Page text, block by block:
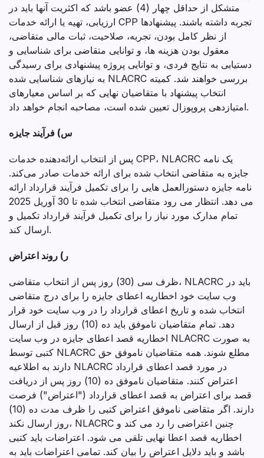
متشکل از حداقل چهار (4) عضو باشد که اکثریت آنها باید در
ارزیابی، تهیه یا ارائه خدمات CPP تجربه داشته باشند. پیشنهادها
از نظر کامل بودن، تجربه، صلاحیت، ثبات مالی متقاضی،
معقول بودن هزینه ها، و توانایی متقاضی برای شناسایی و
دستیابی به نتایج فردی، و توانایی پروژه پیشنهادی برای رسیدگی
به نیازهای شناسایی شده NLACRC بررسی خواهند شد. کمیته
انتخاب پیشنهاد با متقاضیان نهایی که بر اساس معیارهای
امتیازدهی پروپوزال تعیین شده است، مصاحبه انجام خواهد داد.
س) فرآیند جایزه
پس از انتخاب ارائه‌دهنده خدمات CPP، NLACRC یک نامه
جایزه به متقاضی انتخاب شده برای ارائه خدمات صادر می‌کند.
نامه جایزه دستورالعمل هایی را برای تکمیل فرآیند قرارداد ارائه
می دهد. انتظار می رود متقاضی انتخاب شده تا 30 آوریل 2025
تمام مدارک مورد نیاز را برای تکمیل فرآیند قرارداد تکمیل و
ارسال کند.
ر) روند اعتراض
ظرف سی (30) روز پس از انتخاب متقاضی، NLACRC باید در
وب سایت خود اخطاریه اعطای جایزه را برای درج متقاضی
انتخاب شده و تاریخ اعطای قرارداد را در وب سایت خود قرار
دهد. تمام متقاضیان ناموفق باید ده (10) روز قبل از ارسال
اخطاریه قصد اعطای جایزه در وب سایت NLACRC به صورت
کتبی توسط NLACRC مطلع شوند. همه متقاضیان ناموفق حق
دارند به اطلاعیه NLACRC در مورد قصد اعطای قرارداد
اعتراض کنند. متقاضیان ناموفق ده (10) روز پس از دریافت
قصد برای اعتراض به قصد اعطای قرارداد ("اعتراض") فرصت
دارند. اگر متقاضی ناموفق اعتراض کتبی را ظرف مدت ده (10)
روز ارسال نکند، NLACRC چنین اعتراضی را رد می کند و
اخطاریه قصد اعطا نهایی تلقی می شود. اعتراضات باید کتبی
باشد و باید دلایل اعتراض را بیان کند. تمامی اعتراضات باید به